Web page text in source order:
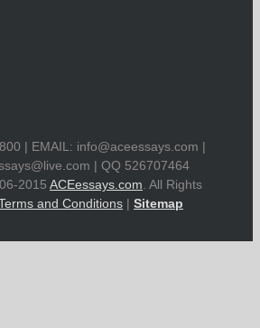
| EMAIL: info@aceessays.com |
| QQ 526707464
2015 ACEessays.com . All Rights
and Conditions | Sitemap